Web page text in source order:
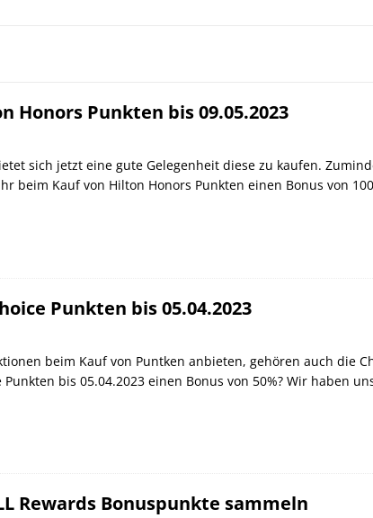
Honors Punkten bis 09.05.2023
sich jetzt eine gute Gelegenheit diese zu kaufen.
beim Kauf von Hilton Honors Punkten einen Bonus von
Punkten bis 05.04.2023
beim Kauf von Puntken anbieten, gehören auch die
bis 05.04.2023 einen Bonus von 50%? Wir haben
Rewards Bonuspunkte sammeln